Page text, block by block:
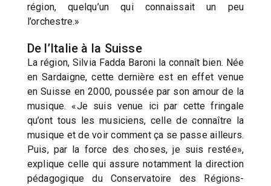
région, quelqu’un qui connaissait un peu
l’orchestre.»
De l’Italie à la Suisse
La région, Silvia Fadda Baroni la connaît bien. Née
en Sardaigne, cette dernière est en effet venue
en Suisse en 2000, poussée par son amour de la
musique. «Je suis venue ici par cette fringale
qu’ont tous les musiciens, celle de connaître la
musique et de voir comment ça se passe ailleurs.
Puis, par la force des choses, je suis restée»,
explique celle qui assure notamment la direction
pédagogique du Conservatoire des Régions-